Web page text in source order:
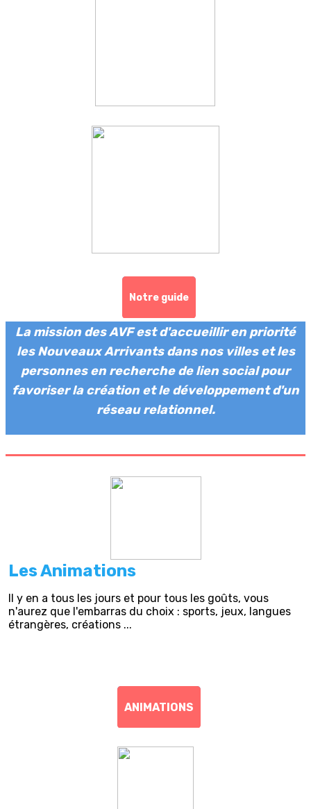
Notre guide
La mission des AVF est d'accueillir en priorité
les Nouveaux Arrivants dans nos villes et les
personnes en recherche de lien social pour
favoriser la création et le développement d'un
réseau relationnel.
Les Animations
Il y en a tous les jours et pour tous les goûts, vous
n'aurez que l'embarras du choix : sports, jeux, langues
étrangères, créations ...
ANIMATIONS